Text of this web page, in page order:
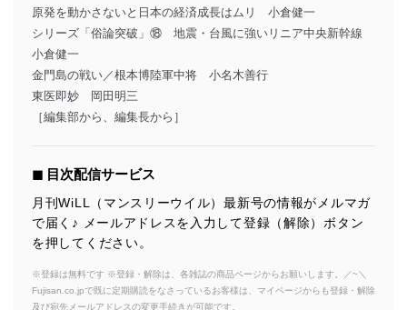
原発を動かさないと日本の経済成長はムリ 小倉健一
シリーズ「俗論突破」⑱ 地震・台風に強いリニア中央新幹線
小倉健一
金門島の戦い／根本博陸軍中将 小名木善行
東医即妙 岡田明三
［編集部から、編集長から］
◼︎ 目次配信サービス
月刊WiLL（マンスリーウイル）最新号の情報がメルマガ
で届く♪ メールアドレスを入力して登録（解除）ボタン
を押してください。
※登録は無料です ※登録・解除は、各雑誌の商品ページからお願いします。／~＼
Fujisan.co.jpで既に定期購読をなさっているお客様は、マイページからも登録・解除
及び宛先メールアドレスの変更手続きが可能です。